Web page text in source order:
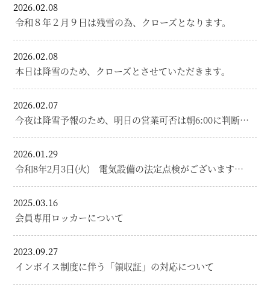
2026.02.08
令和８年２月９日は残雪の為、クローズとなります。
2026.02.08
本日は降雪のため、クローズとさせていただきます。
2026.02.07
今夜は降雪予報のため、明日の営業可否は朝6:00に判断…
2026.01.29
令和8年2月3日(火) 電気設備の法定点検がございます…
2025.03.16
会員専用ロッカーについて
2023.09.27
インボイス制度に伴う「領収証」の対応について